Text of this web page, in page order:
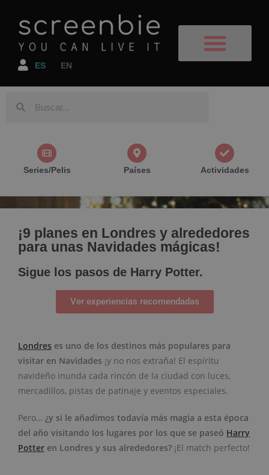
ES EN
Series/Pelis Países Actividades
¡9 planes en Londres y alrededores
para unas Navidades mágicas!
Sigue los pasos de Harry Potter.
Ver experiencias recomendadas
Londres es uno de los destinos más populares para
visitar en Navidades ¡y no nos extraña! El espíritu
navideño inunda cada rincón de la ciudad con luces,
mercadillos, pistas de patinaje y eventos especiales.
Pero… ¿y si le añadimos todavía más magia a esta época
del año visitando los lugares por los que se paseó Harry
Potter en Londres y sus alrededores? ¡El match perfecto!